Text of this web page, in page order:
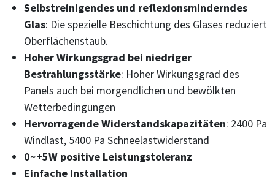
Selbstreinigendes und reflexionsminderndes
Glas: Die spezielle Beschichtung des Glases reduziert
Oberflächenstaub.
Hoher Wirkungsgrad bei niedriger
Bestrahlungsstärke: Hoher Wirkungsgrad des
Panels auch bei morgendlichen und bewölkten
Wetterbedingungen
Hervorragende Widerstandskapazitäten: 2400 Pa
Windlast, 5400 Pa Schneelastwiderstand
0~+5W positive Leistungstoleranz
Einfache Installation